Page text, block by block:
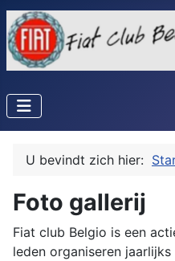
U bevindt zich hier:
Foto gallerij
Fiat club Belgio is een
leden organiseren